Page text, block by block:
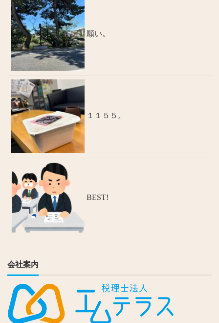
願い。
１１５５。
BEST!
会社案内